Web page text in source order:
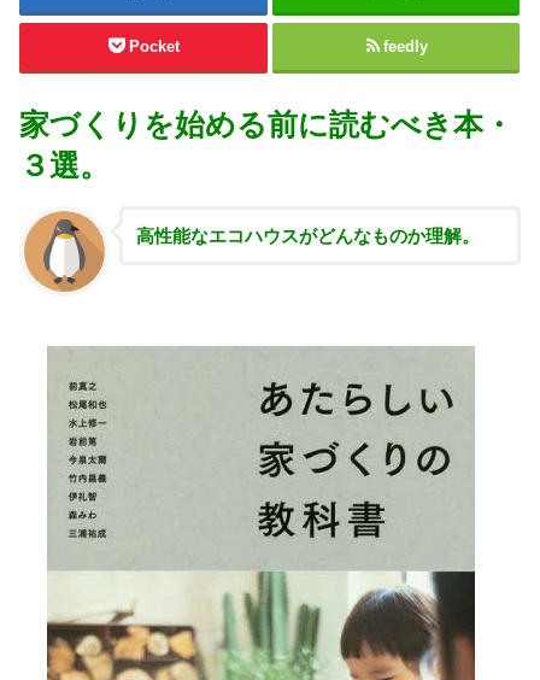
Pocket feedly
家づくりを始める前に読むべき本・
３選。
高性能なエコハウスがどんなものか理解。